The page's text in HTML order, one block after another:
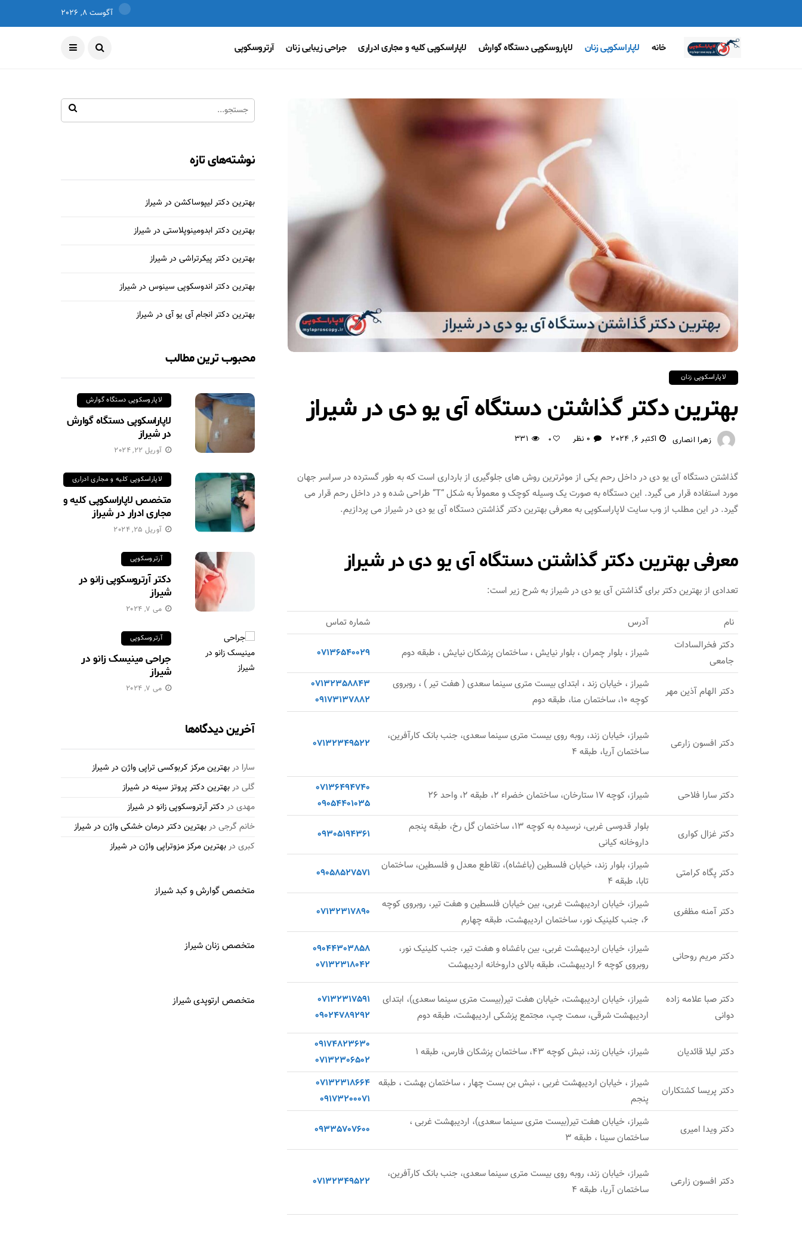
آگوست 8, 2026
خانه لاپاراسکوپی زنان لاپاروسکوپی دستگاه گوارش لاپاراسکوپی کلیه و مجاری ادراری جراحی زیبایی زنان آرتروسکوپی
لاپاراسکوپی زنان
بهترین دکتر گذاشتن دستگاه آی یو دی در شیراز
زهرا انصاری اکتبر 6, 2024 0 نظر 0
331
گذاشتن دستگاه آی یو دی در داخل رحم یکی از موثرترین روش‌ های جلوگیری از بارداری است که به طور گسترده در سراسر جهان
مورد استفاده قرار می‌ گیرد. این دستگاه به صورت یک وسیله کوچک و معمولاً به شکل “T” طراحی شده و در داخل رحم قرار می‌
گیرد. در این مطلب از وب سایت لاپاراسکوپی به معرفی بهترین دکتر گذاشتن دستگاه آی یو دی در شیراز می پردازیم.
معرفی بهترین دکتر گذاشتن دستگاه آی یو دی در شیراز
تعدادی از بهترین دکتر برای گذاشتن آی یو دی در شیراز به شرح زیر است:
نام آدرس
شماره تماس
دکتر فخرالسادات
جامعی
شیراز ، بلوار چمران ، بلوار نیایش ، ساختمان پزشکان نیایش ، طبقه دوم 07136540029
دکتر الهام آذین مهر
شیراز ، خیابان زند ، ابتدای بیست متری سینما سعدی ( هفت تیر ) ، روبروی
کوچه 10، ساختمان منا، طبقه دوم
07132358843
09173137882
دکتر افسون زارعی
شیراز، خیابان زند، روبه روی بیست متری سینما سعدی، جنب بانک کارآفرین،
ساختمان آریا، طبقه 4
07132349522
دکتر سارا فلاحی شیراز، کوچه 17 ستارخان، ساختمان خضراء 2، طبقه 2، واحد 26
07136494740
09054401035
دکتر غزال کواری
بلوار قدوسی غربی، نرسیده به کوچه 13، ساختمان گل رخ، طبقه پنجم
داروخانه کیانی
09305194361
دکتر پگاه کرامتی
شیراز، بلوار زند، خیابان فلسطین (باغشاه)، تقاطع معدل و فلسطین، ساختمان
تابا، طبقه 4
09058527571
دکتر آمنه مظفری
شیراز، خیابان اردیبهشت غربی، بین خیابان فلسطین و هفت تیر، روبروی کوچه
6، جنب کلینیک نور، ساختمان اردیبهشت، طبقه چهارم
07132317890
دکتر مریم روحانی
شیراز، خیابان اردیبهشت غربی، بین باغشاه و هفت تیر، جنب کلینیک نور،
روبروی کوچه 6 اردیبهشت، طبقه بالای داروخانه اردیبهشت
09044303858
07132318042
دکتر صبا علامه زاده
دوانی
شیراز، خیابان اردیبهشت، خیابان هفت تیر(بیست متری سینما سعدی)، ابتدای
اردیبهشت شرقی، سمت چپ، مجتمع پزشکی اردیبهشت، طبقه دوم
07132317591
09024789292
دکتر لیلا قائدیان شیراز، خیابان زند، نبش کوچه 43، ساختمان پزشکان فارس، طبقه 1
09174823630
07132306502
دکتر پریسا کشتکاران
شیراز ، خیابان اردیبهشت غربی ، نبش بن بست چهار ، ساختمان بهشت ، طبقه
پنجم
07132318664
09173200071
دکتر ویدا امیری
شیراز، خیابان هفت تیر(بیست متری سینما سعدی)، اردیبهشت غربی ،
ساختمان سینا ، طبقه 3
09335707600
دکتر افسون زارعی
شیراز، خیابان زند، روبه روی بیست متری سینما سعدی، جنب بانک کارآفرین،
ساختمان آریا، طبقه 4
07132349522
نوشته‌های تازه
بهترین دکتر لیپوساکشن در شیراز
بهترین دکتر ابدومینوپلاستی در شیراز
بهترین دکتر پیکرتراشی در شیراز
بهترین دکتر اندوسکوپی سینوس در شیراز
بهترین دکتر انجام آی یو آی در شیراز
محبوب ترین مطالب
لاپاروسکوپی دستگاه گوارش
لاپاراسکوپی دستگاه گوارش
در شیراز
آوریل 22, 2024
لاپاراسکوپی کلیه و مجاری ادراری
متخصص لاپاراسکوپی کلیه و
مجاری ادرار در شیراز
آوریل 25, 2024
آرتروسکوپی
دکتر آرتروسکوپی زانو در
شیراز
می 7, 2024
آرتروسکوپی
جراحی مینیسک زانو در
شیراز
می 7, 2024
آخرین دیدگاه‌ها
سارا دربهترین مرکز کربوکسی تراپی واژن در شیراز
گلی دربهترین دکتر پروتز سینه در شیراز
مهدی در دکتر آرتروسکوپی زانو در شیراز
خانم گرجی دربهترین دکتر درمان خشکی واژن در شیراز
کبری دربهترین مرکز مزوتراپی واژن در شیراز
متخصص گوارش و کبد شیراز
متخصص زنان شیراز
متخصص ارتوپدی شیراز